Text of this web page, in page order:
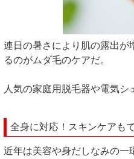
連日の暑さにより肌の露出が
るのがムダ毛のケアだ。
人気の家庭用脱毛器や電気シ
全身に対応！スキンケアも
近年は美容や身だしなみの一